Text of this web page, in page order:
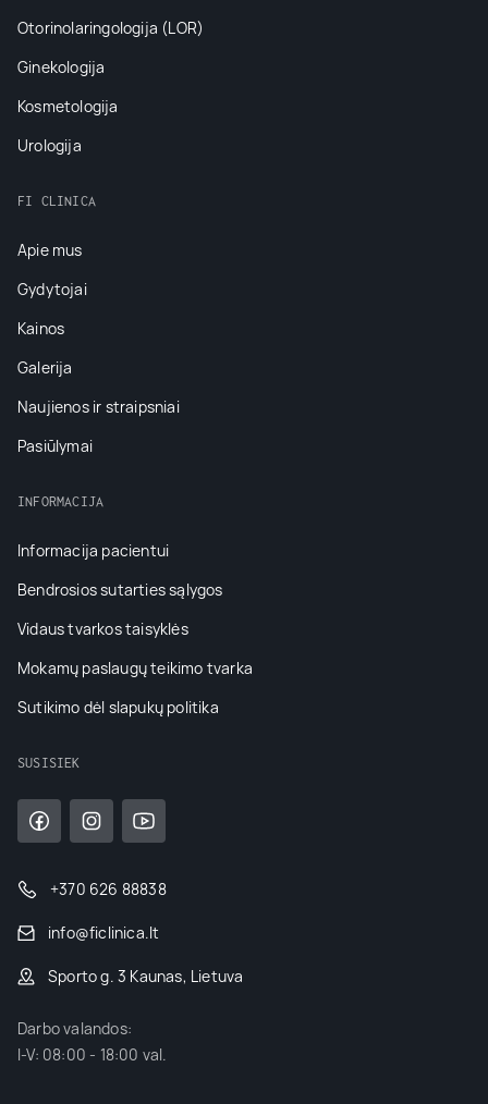
Otorinolaringologija (LOR)
Ginekologija
Kosmetologija
Urologija
FI CLINICA
Apie mus
Gydytojai
Kainos
Galerija
Naujienos ir straipsniai
Pasiūlymai
INFORMACIJA
Informacija pacientui
Bendrosios sutarties sąlygos
Vidaus tvarkos taisyklės
Mokamų paslaugų teikimo tvarka
Sutikimo dėl slapukų politika
SUSISIEK
+370 626 88838
info@ficlinica.lt
Sporto g. 3 Kaunas, Lietuva
Darbo valandos:
I-V: 08:00 - 18:00 val.